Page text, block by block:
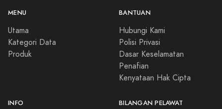
MENU
Utama
Kategori Data
Produk
BANTUAN
Hubungi Kami
Polisi Privasi
Dasar Keselamatan
Penafian
Kenyataan Hak Cipta
INFO BILANGAN PELAWAT